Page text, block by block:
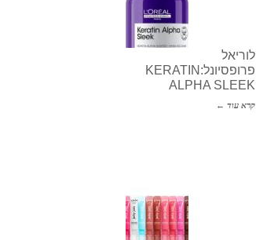
לוריאל
פרופסיונל:KERATIN
ALPHA SLEEK
קרא עוד ←